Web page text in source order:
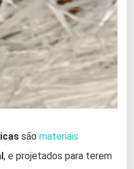
são materiais
, e projetados para terem